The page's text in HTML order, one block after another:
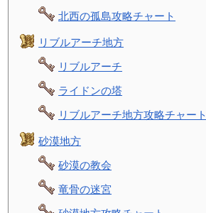
北西の孤島攻略チャート
リブルアーチ地方
リブルアーチ
ライドンの塔
リブルアーチ地方攻略チャート
砂漠地方
砂漠の教会
竜骨の迷宮